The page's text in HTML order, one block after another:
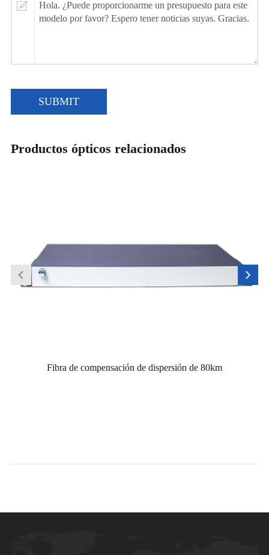
SUBMIT
Productos ópticos relacionados
Fibra de compensación de dispersión de 80km